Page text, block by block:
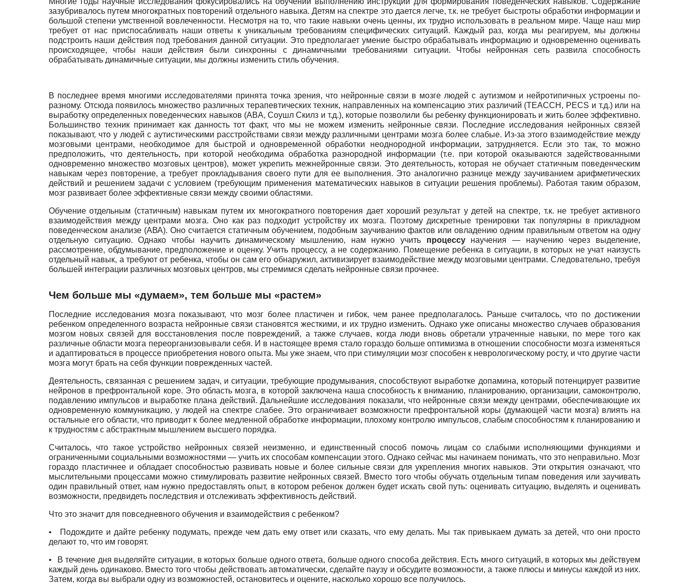
зазубривалось путем многократных повторений отдельного навыка. Детям на спектре это дается легче, т.к. не требует быстроты обработки информации и
большой степени умственной вовлеченности. Несмотря на то, что такие навыки очень ценны, их трудно использовать в реальном мире. Чаще наш мир
требует от нас приспосабливать наши ответы к уникальным требованиям специфических ситуаций. Каждый раз, когда мы реагируем, мы должны
подстроить наши действия под требования данной ситуации. Это предполагает умение быстро обрабатывать информацию и одновременно оценивать
происходящее, чтобы наши действия были синхронны с динамичными требованиями ситуации. Чтобы нейронная сеть развила способность
обрабатывать динамичные ситуации, мы должны изменить стиль обучения.
В последнее время многими исследователями принята точка зрения, что нейронные связи в мозге людей с аутизмом и нейротипичных устроены по-
разному. Отсюда появилось множество различных терапевтических техник, направленных на компенсацию этих различий (TEACCH , PECS и т.д.) или на
выработку определенных поведенческих навыков (ABA,Соушл Скилз и т.д.), которые позволили бы ребенку функционировать и жить более эффективно.
Большинство техник принимает как данность тот факт, что мы не можем изменить нейронные связи. Последние исследования нейронных связей
показывают, что у людей с аутистическими расстройствами связи между различными центрами мозга более слабые. Из-за этого взаимодействие между
мозговыми центрами, необходимое для быстрой и одновременной обработки неоднородной информации, затрудняется. Если это так, то можно
предположить, что деятельность, при которой необходима обработка разнородной информации (т.е. при которой оказываются задействованными
одновременно множество мозговых центров), может укрепить межнейронные связи. Это деятельность, которая не обучает статичным поведенческим
навыкам через повторение, а требует прокладывания своего пути для ее выполнения. Это аналогично разнице между заучиванием арифметических
действий и решением задачи с условием (требующим применения математических навыков в ситуации решения проблемы). Работая таким образом,
мозг развивает более эффективные связи между своими областями.
Обучение отдельным (статичным) навыкам путем их многократного повторения дает хороший результат у детей на спектре, т.к. не требует активного
взаимодействия между центрами мозга. Оно как раз подходит устройству их мозга. Поэтому дискретные тренировки так популярны в прикладном
поведенческом анализе (АВА). Оно считается статичным обучением, подобным заучиванию фактов или овладению одним правильным ответом на одну
отдельную ситуацию. Однако чтобы научить динамическому мышлению, нам нужно учить процессу научения — научению через выделение,
рассмотрение, обдумывание, предположение и оценку. Учить процессу, а не содержанию. Помещение ребенка в ситуации, в которых не учат наизусть
отдельный навык, а требуют от ребенка, чтобы он сам его обнаружил, активизирует взаимодействие между мозговыми центрами. Следовательно, требуя
большей интеграции различных мозговых центров, мы стремимся сделать нейронные связи прочнее.
Чем больше мы «думаем», тем больше мы «растем»
Последние исследования мозга показывают, что мозг более пластичен и гибок, чем ранее предполагалось. Раньше считалось, что по достижении
ребенком определенного возраста нейронные связи становятся жесткими, и их трудно изменить. Однако уже описаны множество случаев образования
мозгом новых связей для восстановления после повреждений, а также случаев, когда люди вновь обретали утраченные навыки, по мере того как
различные области мозга пере­организовывали себя. И в настоящее время стало гораздо больше оптимизма в отношении способности мозга изменяться
и адаптироваться в процессе приобретения нового опыта. Мы уже знаем, что при стимуляции мозг способен к неврологическому росту, и что другие части
мозга могут брать на себя функции поврежденных частей.
Деятельность, связанная с решением задач, и ситуации, требующие продумывания, способствуют выработке до­памина, который потенцирует развитие
нейронов в префронтальной коре. Это область мозга, в которой заключена наша способность к вниманию, планированию, организации, самоконтролю,
подавлению импульсов и выработке плана действий. Дальнейшие исследования показали, что нейронные связи между центрами, обеспечивающие их
одновременную коммуникацию, у людей на спектре слабее. Это ограничивает возможности префронталь­ной коры (думающей части мозга) влиять на
остальные его области, что приводит к более медленной обработке информации, плохому контролю импульсов, слабым способностям к планированию и
к трудностям с абстрактным мышлением высшего порядка.
Считалось, что такое устройство нейронных связей неизменно, и единственный способ помочь лицам со слабыми исполняющими функциями и
ограниченными социальными возможностями — учить их способам компенсации этого. Однако сейчас мы начинаем понимать, что это неправильно. Мозг
гораздо пластичнее и обладает способностью развивать новые и более сильные связи для укрепления многих навыков. Эти открытия означают, что
мыслительными процессами можно стимулировать развитие нейронных связей. Вместо того чтобы обучать отдельным типам поведения или заучивать
один правильный ответ, нам нужно предоставлять опыт, в котором ребенок должен будет искать свой путь: оценивать ситуацию, выделять и оценивать
возможности, предвидеть последствия и отслеживать эффективность действий.
Что это значит для повседневного обучения и взаимодействия с ребенком?
•
Подождите и дайте ребенку подумать, прежде чем дать ему ответ или сказать, что ему делать. Мы так привыкаем думать за детей, что они просто
делают то, что им говорят.
•
В течение дня выделяйте ситуации, в которых больше одного ответа, больше одного способа действия. Есть много ситуаций, в которых мы действуем
каждый день одинаково. Вместо того чтобы действовать автоматически, сделайте паузу и обсудите возможности, а также плюсы и минусы каждой из них.
Затем, когда вы выбрали одну из возможностей, остановитесь и оцените, насколько хорошо все получилось.